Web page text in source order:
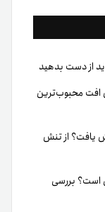
افت محبوب‌ترین
کاهش یافت؟ از تنش
است؟ بررسی